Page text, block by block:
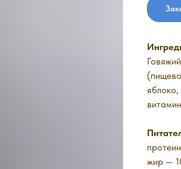
жир —